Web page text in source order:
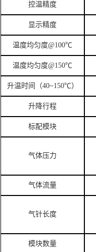
控温精度
显示精度
温度均匀度@100℃
温度均匀度@150℃
升温时间（40~150℃）
升降行程
标配模块
气体压力
气体流量
气针长度
模块数量